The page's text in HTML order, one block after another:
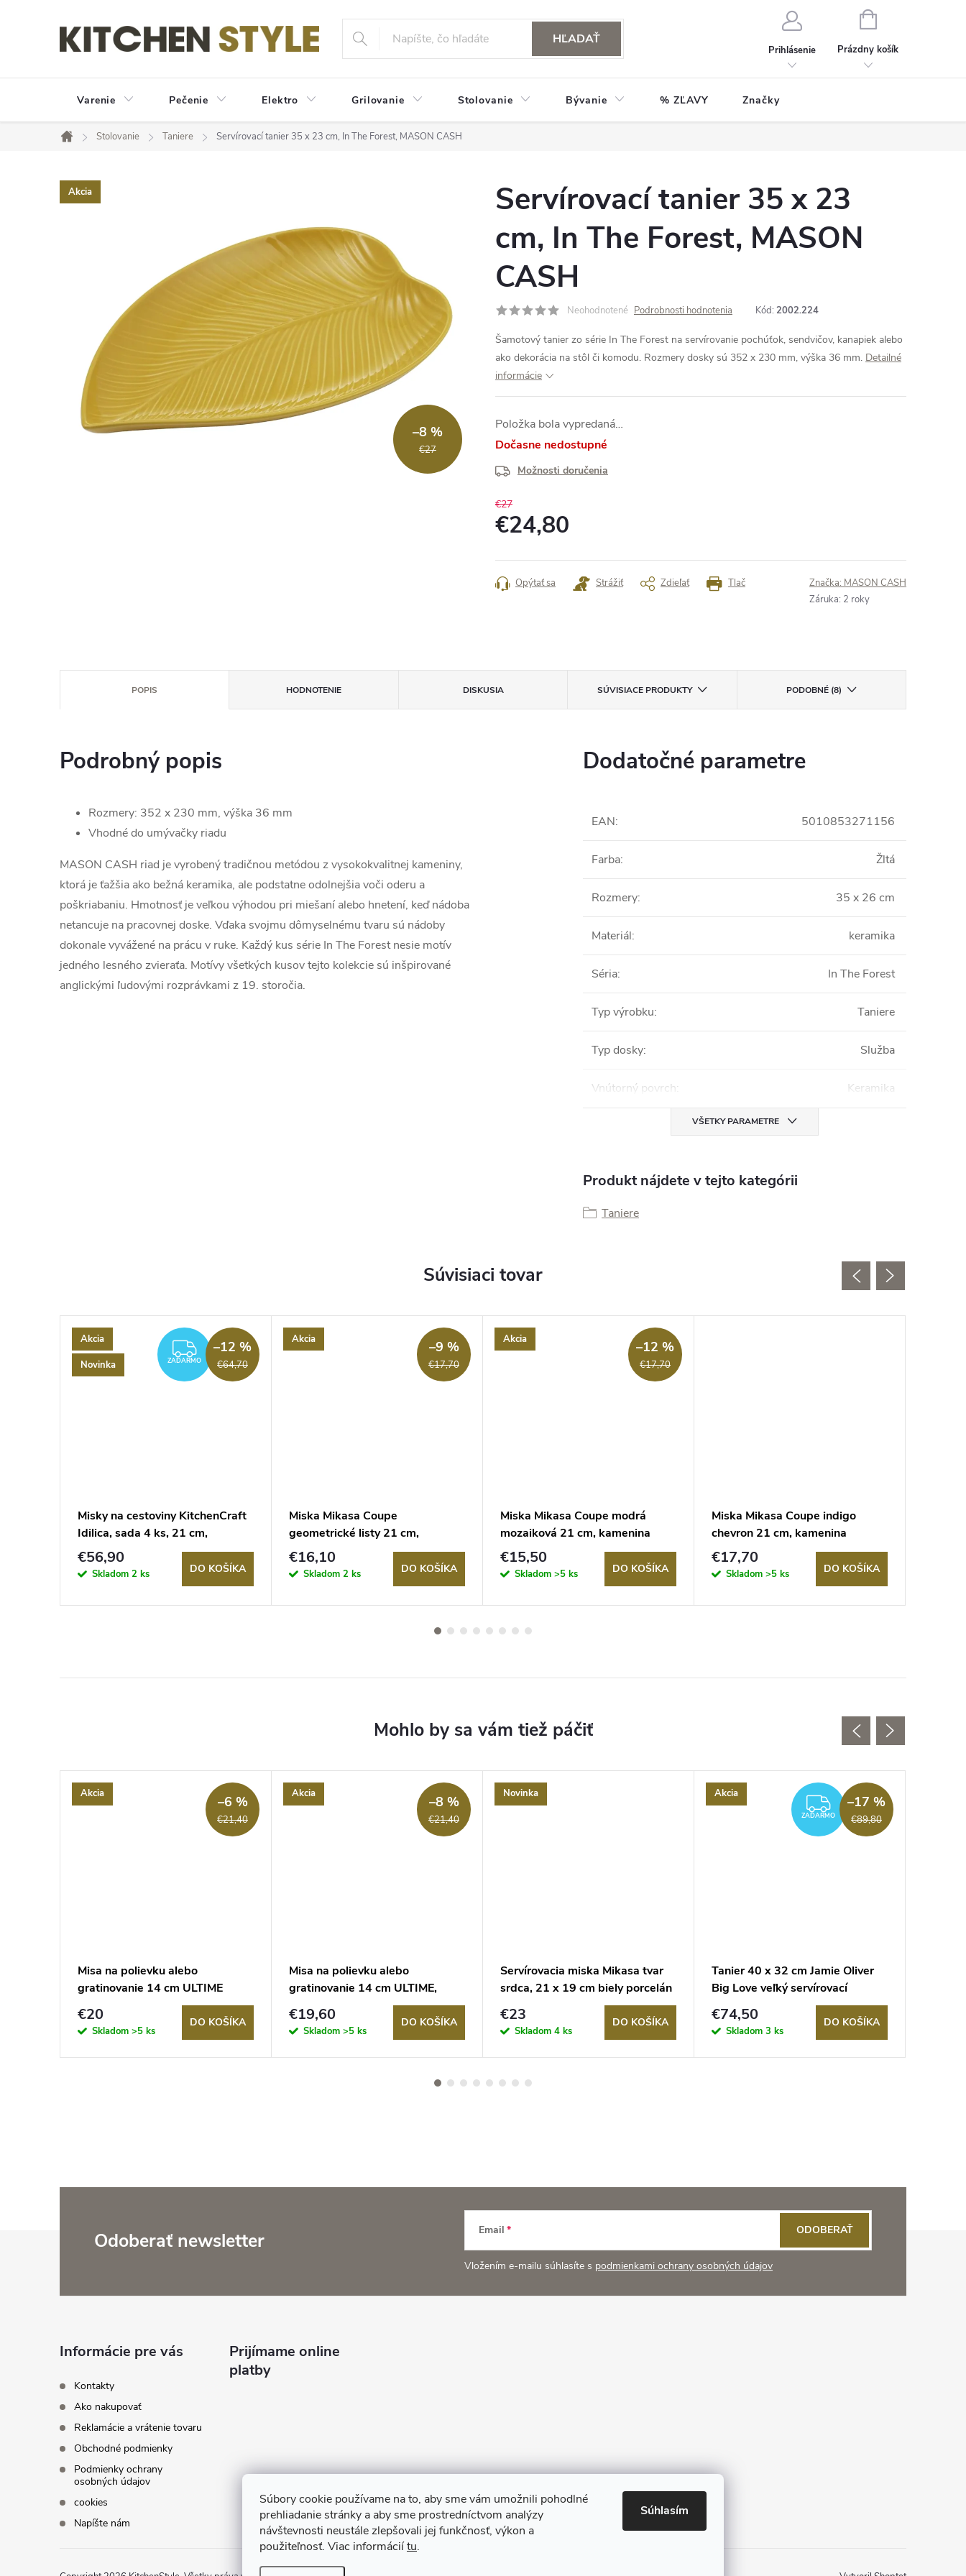
Súbory cookie používame na to, aby sme vám umožnili pohodlné
prehliadanie stránky a aby sme prostredníctvom analýzy
návštevnosti neustále zlepšovali jej funkčnosť, výkon a
použiteľnosť. Viac informáciítu.
Súhlasím
HĽADAŤ
Prihlásenie
NÁKUPNÝ
Prázdny košík
Varenie Pečenie Elektro Grilovanie Stolovanie Bývanie % ZĽAVY Značky
Domov
Stolovanie Taniere Servírovací tanier 35 x 23 cm, In The Forest, MASON CASH
Akcia
€27
–8 %
Servírovací tanier 35 x 23
cm, In The Forest, MASON
CASH
Neohodnotené Podrobnosti hodnotenia Kód: 2002.224
Šamotový tanier zo série In The Forest na servírovanie pochúťok, sendvičov, kanapiek alebo
ako dekorácia na stôl či komodu. Rozmery dosky sú 352 x 230 mm, výška 36 mm. Detailné
informácie
Položka bola vypredaná…
Dočasne nedostupné
Možnosti doručenia
€27
€24,80
cena:
Tlač
Opýtať sa Strážiť Zdieľať Značka: MASON CASH
Záruka: 2 roky
POPIS HODNOTENIE DISKUSIA SÚVISIACE PRODUKTY PODOBNÉ (8)
Podrobný popis
Rozmery: 352 x 230 mm, výška 36 mm
Vhodné do umývačky riadu
MASON CASH riad je vyrobený tradičnou metódou z vysokokvalitnej kameniny,
ktorá je ťažšia ako bežná keramika, ale podstatne odolnejšia voči oderu a
poškriabaniu. Hmotnosť je veľkou výhodou pri miešaní alebo hnetení, keď nádoba
netancuje na pracovnej doske. Vďaka svojmu dômyselnému tvaru sú nádoby
dokonale vyvážené na prácu v ruke. Každý kus série In The Forest nesie motív
jedného lesného zvieraťa. Motívy všetkých kusov tejto kolekcie sú inšpirované
anglickými ľudovými rozprávkami z 19. storočia.
Dodatočné parametre
EAN: 5010853271156
Farba: Žltá
Rozmery: 35 x 26 cm
Materiál: keramika
Séria: In The Forest
Typ výrobku: Taniere
Typ dosky: Služba
Vnútorný povrch: Keramika
VŠETKY PARAMETRE
Produkt nájdete v tejto kategórii
Taniere
Súvisiaci tovar
Akcia
Novinka
ZADARMO
ZADARMO €64,70
–12 %
Misky na cestoviny KitchenCraft
Idilica, sada 4 ks, 21 cm,
keramika
€56,90
Skladom 2 ks DO KOŠÍKA
Akcia
€17,70
–9 %
Miska Mikasa Coupe
geometrické listy 21 cm,
kamenina
€16,10
Skladom 2 ks DO KOŠÍKA
Akcia
€17,70
–12 %
Miska Mikasa Coupe modrá
mozaiková 21 cm, kamenina
€15,50
Skladom >5 ks DO KOŠÍKA
Miska Mikasa Coupe indigo
chevron 21 cm, kamenina
€17,70
Skladom >5 ks DO KOŠÍKA
ZADARMO
Akcia
€21,40
–6 %
Misa na polievku alebo
gratinovanie 14 cm ULTIME
tmavomodrá Belle Ile
€20
Skladom >5 ks
DO KOŠÍKA
Akcia
€21,40
–8 %
Misa na polievku alebo
gratinovanie 14 cm ULTIME,
slonovinová kosť, Emile Henry
€19,60
Skladom >5 ks
DO KOŠÍKA
Novinka
Servírovacia miska Mikasa tvar
srdca, 21 x 19 cm biely porcelán
€23
Skladom 4 ks
DO KOŠÍKA
Akcia
ZADARMO
ZADARMO €89,80
–17 %
Tanier 40 x 32 cm Jamie Oliver
Big Love veľký servírovací
€74,50
Skladom 3 ks
DO KOŠÍKA
Odoberať newsletter Email
Vložením e-mailu súhlasíte s podmienkami ochrany osobných údajov
ODOBERAŤ
Informácie pre vás
Kontakty
Ako nakupovať
Reklamácie a vrátenie tovaru
Obchodné podmienky
Podmienky ochrany
osobných údajov
cookies
Napíšte nám
Prijímame online
platby